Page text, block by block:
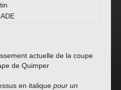
actuelle de la coupe
de Quimper
en italique pour un